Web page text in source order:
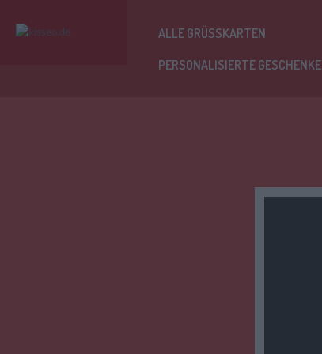
ALLE GRÜSSKARTEN
PERSONALISIERTE GESCHENKE